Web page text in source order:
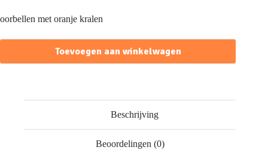
oorbellen met oranje kralen
Toevoegen aan winkelwagen
Beschrijving
Beoordelingen (0)